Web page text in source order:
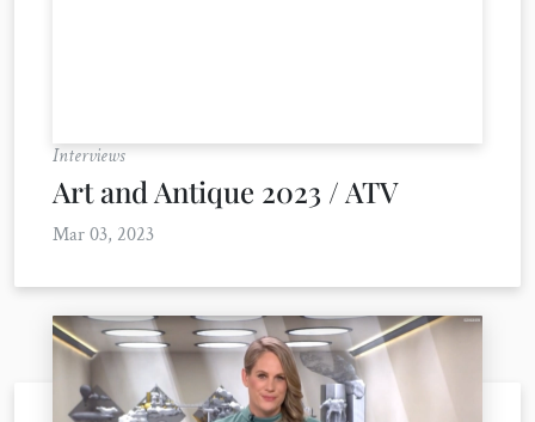
Interviews
Art and Antique 2023 / ATV
Mar 03, 2023